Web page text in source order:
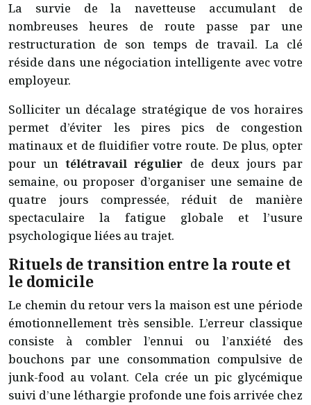
La survie de la navetteuse accumulant de
nombreuses heures de route passe par une
restructuration de son temps de travail. La clé
réside dans une négociation intelligente avec votre
employeur.
Solliciter un décalage stratégique de vos horaires
permet d’éviter les pires pics de congestion
matinaux et de fluidifier votre route. De plus, opter
pour untélétravail régulier de deux jours par
semaine, ou proposer d’organiser une semaine de
quatre jours compressée, réduit de manière
spectaculaire la fatigue globale et l’usure
psychologique liées au trajet.
Rituels de transition entre la route et
le domicile
Le chemin du retour vers la maison est une période
émotionnellement très sensible. L’erreur classique
consiste à combler l’ennui ou l’anxiété des
bouchons par une consommation compulsive de
junk-food au volant. Cela crée un pic glycémique
suivi d’une léthargie profonde une fois arrivée chez